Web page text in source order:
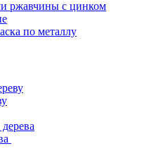
ржавчины с цинком
по металлу